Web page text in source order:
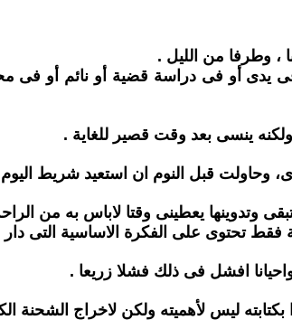
، وطرفا من الليل .
يدى أو فى دراسة قضية أو نائم أو فى
ينسى بعد وقت قصير للغاية .
وحاولت قبل النوم ان استعيد شريط
وتدوينها يعطينى وقتا لاباس به من
فقط تحتوى على الفكرة الاساسية التى
افشل فى ذلك فشلا زريعا .
ليس لأهميته ولكن لاخراج الشحنة